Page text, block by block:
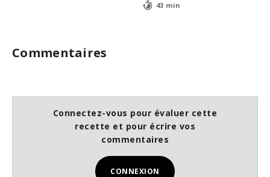
43 min
Commentaires
Connectez-vous pour évaluer cette
recette et pour écrire vos
commentaires
CONNEXION